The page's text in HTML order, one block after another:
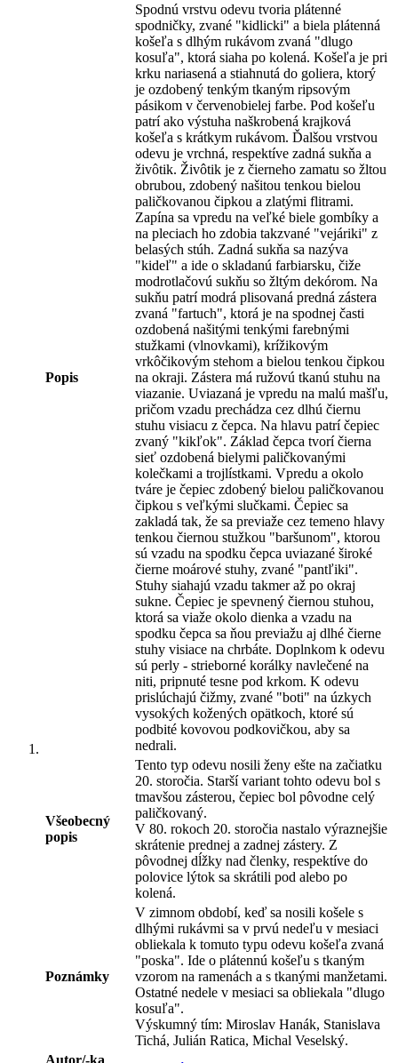
Popis
Spodnú vrstvu odevu tvoria plátenné
spodničky, zvané "kidlicki" a biela plátenná
košeľa s dlhým rukávom zvaná "dlugo
kosuľa", ktorá siaha po kolená. Košeľa je pri
krku nariasená a stiahnutá do goliera, ktorý
je ozdobený tenkým tkaným ripsovým
pásikom v červenobielej farbe. Pod košeľu
patrí ako výstuha naškrobená krajková
košeľa s krátkym rukávom. Ďalšou vrstvou
odevu je vrchná, respektíve zadná sukňa a
živôtik. Živôtik je z čierneho zamatu so žltou
obrubou, zdobený našitou tenkou bielou
paličkovanou čipkou a zlatými flitrami.
Zapína sa vpredu na veľké biele gombíky a
na pleciach ho zdobia takzvané "vejáriki" z
belasých stúh. Zadná sukňa sa nazýva
"kideľ" a ide o skladanú farbiarsku, čiže
modrotlačovú sukňu so žltým dekórom. Na
sukňu patrí modrá plisovaná predná zástera
zvaná "fartuch", ktorá je na spodnej časti
ozdobená našitými tenkými farebnými
stužkami (vlnovkami), krížikovým
vrkôčikovým stehom a bielou tenkou čipkou
na okraji. Zástera má ružovú tkanú stuhu na
viazanie. Uviazaná je vpredu na malú mašľu,
pričom vzadu prechádza cez dlhú čiernu
stuhu visiacu z čepca. Na hlavu patrí čepiec
zvaný "kikľok". Základ čepca tvorí čierna
sieť ozdobená bielymi paličkovanými
kolečkami a trojlístkami. Vpredu a okolo
tváre je čepiec zdobený bielou paličkovanou
čipkou s veľkými slučkami. Čepiec sa
zakladá tak, že sa previaže cez temeno hlavy
tenkou čiernou stužkou "baršunom", ktorou
sú vzadu na spodku čepca uviazané široké
čierne moárové stuhy, zvané "pantľiki".
Stuhy siahajú vzadu takmer až po okraj
sukne. Čepiec je spevnený čiernou stuhou,
ktorá sa viaže okolo dienka a vzadu na
spodku čepca sa ňou previažu aj dlhé čierne
stuhy visiace na chrbáte. Doplnkom k odevu
sú perly - strieborné korálky navlečené na
niti, pripnuté tesne pod krkom. K odevu
prislúchajú čižmy, zvané "boti" na úzkych
vysokých kožených opätkoch, ktoré sú
podbité kovovou podkovičkou, aby sa
nedrali.
Všeobecný
popis
Tento typ odevu nosili ženy ešte na začiatku
20. storočia. Starší variant tohto odevu bol s
tmavšou zásterou, čepiec bol pôvodne celý
paličkovaný.
V 80. rokoch 20. storočia nastalo výraznejšie
skrátenie prednej a zadnej zástery. Z
pôvodnej dĺžky nad členky, respektíve do
polovice lýtok sa skrátili pod alebo po
kolená.
Poznámky
V zimnom období, keď sa nosili košele s
dlhými rukávmi sa v prvú nedeľu v mesiaci
obliekala k tomuto typu odevu košeľa zvaná
"poska". Ide o plátennú košeľu s tkaným
vzorom na ramenách a s tkanými manžetami.
Ostatné nedele v mesiaci sa obliekala "dlugo
kosuľa".
Výskumný tím: Miroslav Hanák, Stanislava
Tichá, Julián Ratica, Michal Veselský.
Autor/-ka